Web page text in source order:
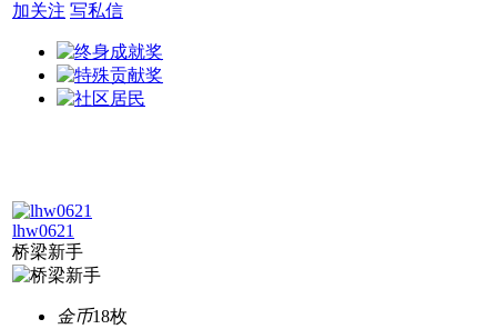
加关注 写私信
lhw0621
桥梁新手
金币18枚